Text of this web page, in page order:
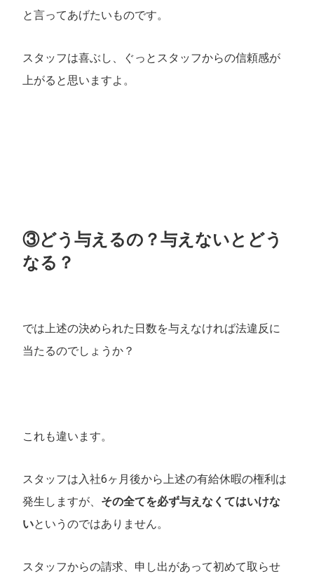
と言ってあげたいものです。
スタッフは喜ぶし、ぐっとスタッフからの信頼感が
上がると思いますよ。
③どう与えるの？与えないとどう
なる？
では上述の決められた日数を与えなければ法違反に
当たるのでしょうか？
これも違います。
スタッフは入社6ヶ月後から上述の有給休暇の権利は
発生しますが、 その全てを必ず与えなくてはいけな
いというのではありません。
スタッフからの請求、申し出があって初めて取らせ